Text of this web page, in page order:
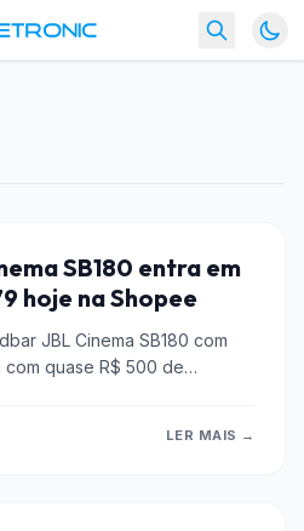
SB180 entra em
hoje na Shopee
JBL Cinema SB180 com
quase R$ 500 de
LER MAIS →